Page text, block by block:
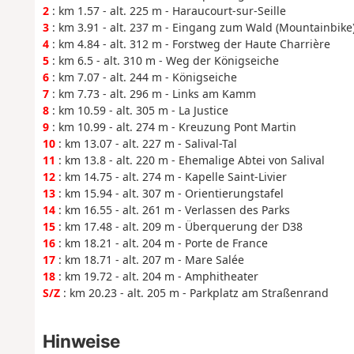
2: km 1.57 - alt. 225 m - Haraucourt-sur-Seille
3: km 3.91 - alt. 237 m - Eingang zum Wald
4: km 4.84 - alt. 312 m - Forstweg der Haute Charrière
5: km 6.5 - alt. 310 m - Weg der Königseiche
6: km 7.07 - alt. 244 m - Königseiche
7: km 7.73 - alt. 296 m - Links am Kamm
8: km 10.59 - alt. 305 m - La Justice
9: km 10.99 - alt. 274 m - Kreuzung Pont Martin
10: km 13.07 - alt. 227 m - Salival-Tal
11 : km 13.8 - alt. 220 m - Ehemalige Abtei von Salival
12: km 14.75 - alt. 274 m - Kapelle Saint-Livier
13: km 15.94 - alt. 307 m - Orientierungstafel
14: km 16.55 - alt. 261 m - Verlassen des Parks
15: km 17.48 - alt. 209 m - Überquerung der D38
16: km 18.21 - alt. 204 m - Porte de France
17: km 18.71 - alt. 207 m - Mare Salée
18: km 19.72 - alt. 204 m - Amphitheater
S/Z: km 20.23 - alt. 205 m - Parkplatz am Straßenrand
Hinweise